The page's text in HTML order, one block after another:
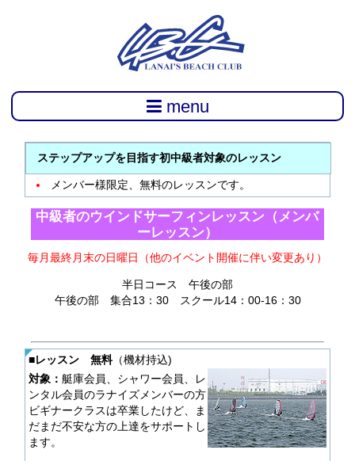
menu
ステップアップを目指す初中級者対象のレッスン
メンバー様限定、無料のレッスンです。
中級者のウインドサーフィンレッスン（メンバ
ーレッスン）
毎月最終月末の日曜日（他のイベント開催に伴い変更あり）
半日コース 午後の部
午後の部 集合13：30 スクール14：00-16：30
■レッスン 無料（機材持込)
対象： 艇庫会員、シャワー会員、レ
ンタル会員のラナイズメンバーの方
ビギナークラスは卒業したけど、ま
だまだ不安な方の上達をサポートし
ます。